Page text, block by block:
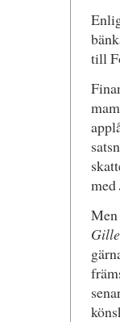
till
med
Men
Gille